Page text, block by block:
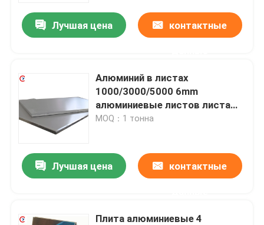
Лучшая цена контактные
Алюминий в листах
1000/3000/5000 6mm
алюминиевые листов листа
6061 плиты алюминиевых
MOQ：1 тонна
Лучшая цена контактные
Плита алюминиевые 4